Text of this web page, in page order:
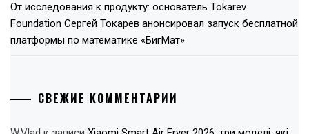
От исследования к продукту: основатель Tokarev
Foundation Сергей Токарев анонсировал запуск бесплатной
платформы по математике «БигМат»
СВЕЖИЕ КОММЕНТАРИИ